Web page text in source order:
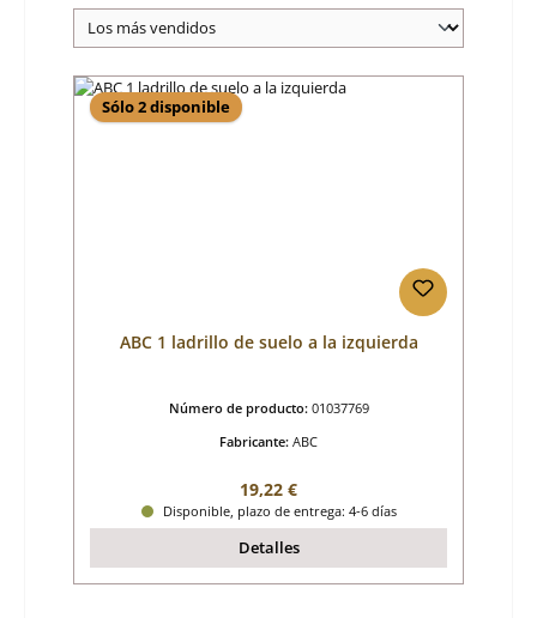
Sólo 2 disponible
ABC 1 ladrillo de suelo a la izquierda
Número de producto: 01037769
Fabricante: ABC
Precio normal:
19,22 €
Disponible, plazo de entrega: 4-6 días
Detalles